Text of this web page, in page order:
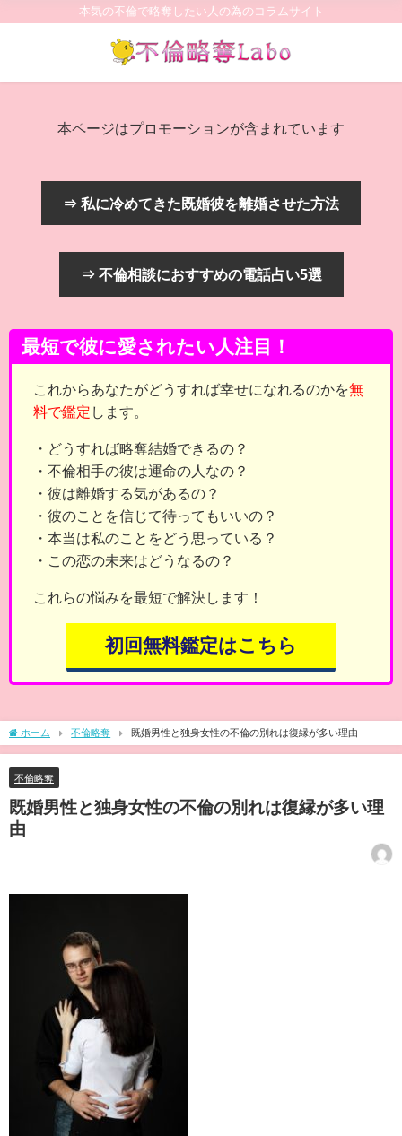
本気の不倫で略奪したい人の為のコラムサイト
本ページはプロモーションが含まれています
⇒ 私に冷めてきた既婚彼を離婚させた方法
⇒ 不倫相談におすすめの電話占い5選
最短で彼に愛されたい人注目！
これからあなたがどうすれば幸せになれるのかを無
料で鑑定 します。
・どうすれば略奪結婚できるの？
・不倫相手の彼は運命の人なの？
・彼は離婚する気があるの？
・彼のことを信じて待ってもいいの？
・本当は私のことをどう思っている？
・この恋の未来はどうなるの？
これらの悩みを最短で解決します！
初回無料鑑定はこちら
ホーム 不倫略奪 既婚男性と独身女性の不倫の別れは復縁が多い理由
不倫略奪
既婚男性と独身女性の不倫の別れは復縁が多い理
由